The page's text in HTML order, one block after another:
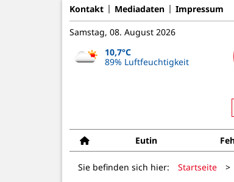
Kontakt Mediadaten Impressum
Samstag, 08. August 2026
10,7°C
89% Luftfeuchtigkeit
Eutin
Sie befinden sich hier: Startseite >